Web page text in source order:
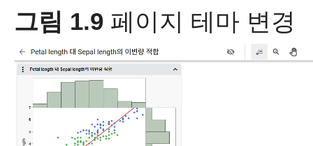
그림 1.9 페이지 테마 변경